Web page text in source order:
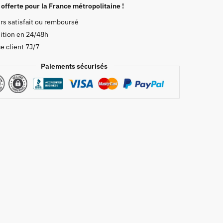
pour la France métropolitaine !
satisfait ou remboursé
en 24/48h
client 7J/7
Paiements sécurisés